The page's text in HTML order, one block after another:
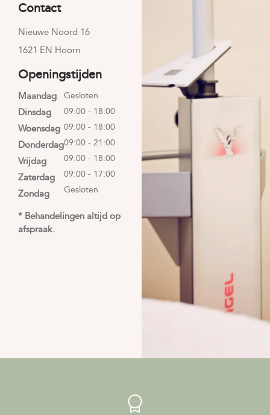
Contact
Nieuwe Noord 16
1621 EN Hoorn
Openingstijden
Maandag
Dinsdag
Woensdag
Donderdag
Vrijdag
Zaterdag
Zondag
Gesloten
09:00 - 18:00
09:00 - 18:00
09:00 - 21:00
09:00 - 18:00
09:00 - 17:00
Gesloten
* Behandelingen altijd op
afspraak.